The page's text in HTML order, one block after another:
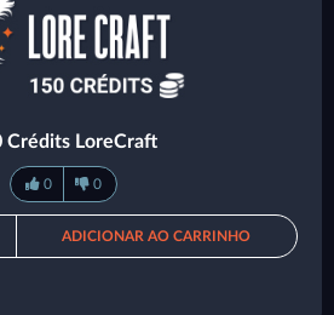
Crédits LoreCraft
0 0
ADICIONAR AO CARRINHO